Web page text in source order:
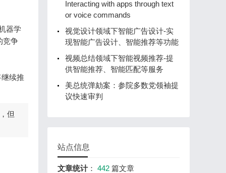
器学
竞争
续推
但
Interacting with apps through text
or voice commands
视觉设计领域下智能广告设计-实
现智能广告设计、智能推荐等功能
视频总结领域下智能视频推荐-提
供智能推荐、智能匹配等服务
美总统弹劾案：参院多数党领袖提
议快速审判
站点信息
文章统计： 442 篇文章